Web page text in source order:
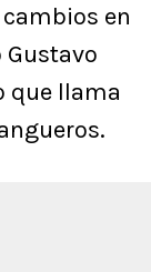
en
que llama